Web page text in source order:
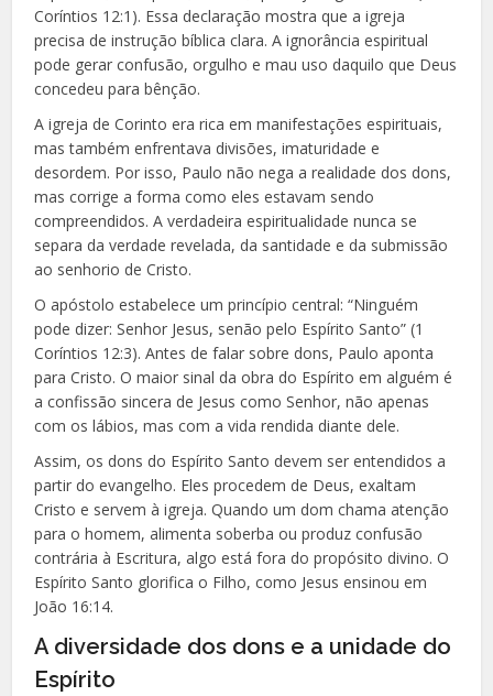
Coríntios 12:1). Essa declaração mostra que a igreja
precisa de instrução bíblica clara. A ignorância espiritual
pode gerar confusão, orgulho e mau uso daquilo que Deus
concedeu para bênção.
A igreja de Corinto era rica em manifestações espirituais,
mas também enfrentava divisões, imaturidade e
desordem. Por isso, Paulo não nega a realidade dos dons,
mas corrige a forma como eles estavam sendo
compreendidos. A verdadeira espiritualidade nunca se
separa da verdade revelada, da santidade e da submissão
ao senhorio de Cristo.
O apóstolo estabelece um princípio central: “Ninguém
pode dizer: Senhor Jesus, senão pelo Espírito Santo” (1
Coríntios 12:3). Antes de falar sobre dons, Paulo aponta
para Cristo. O maior sinal da obra do Espírito em alguém é
a confissão sincera de Jesus como Senhor, não apenas
com os lábios, mas com a vida rendida diante dele.
Assim, os dons do Espírito Santo devem ser entendidos a
partir do evangelho. Eles procedem de Deus, exaltam
Cristo e servem à igreja. Quando um dom chama atenção
para o homem, alimenta soberba ou produz confusão
contrária à Escritura, algo está fora do propósito divino. O
Espírito Santo glorifica o Filho, como Jesus ensinou em
João 16:14.
A diversidade dos dons e a unidade do
Espírito